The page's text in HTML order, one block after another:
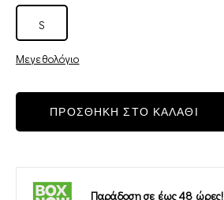
S
Μεγεθολόγιο
ΠΡΟΣΘΗΚΗ ΣΤΟ ΚΑΛΑΘΙ
Παράδοση σε έως 48 ώρες!